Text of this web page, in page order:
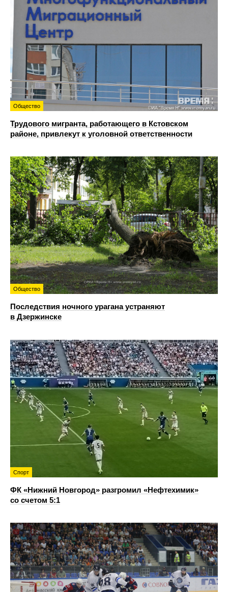
Общество
Трудового мигранта, работающего в Кстовском
районе, привлекут к уголовной ответственности
Общество
Последствия ночного урагана устраняют
в Дзержинске
Спорт
ФК «Нижний Новгород» разгромил «Нефтехимик»
со счетом 5:1